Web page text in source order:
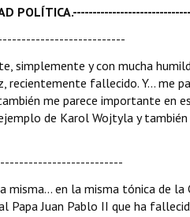
simplemente y con mucha
fallecido. Y... me
me parece importante en
de Karol Wojtyla y
misma... en la misma tónica de
Juan Pablo II que ha